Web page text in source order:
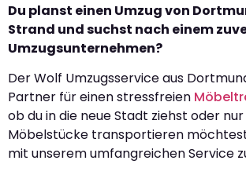
Du planst einen Umzug von
Strand und suchst nach einem
Umzugsunternehmen?
Der Wolf Umzugsservice aus
Partner für einen stressfreien
ob du in die neue Stadt ziehst oder
Möbelstücke transportieren
mit unserem umfangreichen Service